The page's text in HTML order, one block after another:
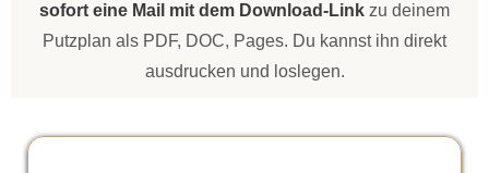
sofort eine Mail mit dem Download-Link zu deinem
Putzplan als PDF, DOC, Pages. Du kannst ihn direkt
ausdrucken und loslegen.